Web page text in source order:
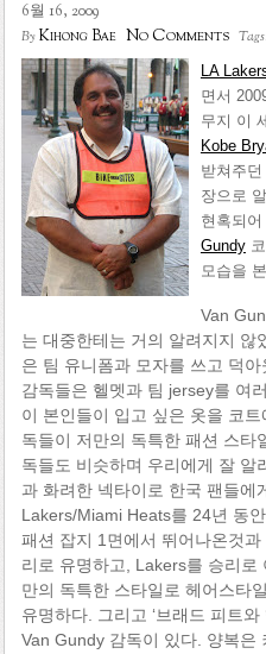
6월 16, 2009
ByKihong Bae No Comments
LA
면서
무지 이
Kobe
받쳐주던
장으로
현혹되
Gundy코
모습을
Van
는 대중한테는 거의 알려지지 않
은 팀 유니폼과 모자를 쓰고 덕
감독들은 헬멧과 팀 jersey를 여
이 본인들이 입고 싶은 옷을 코
독들이 저만의 독특한 패션 스타
독들도 비슷하며 우리에게 잘 알
과 화려한 넥타이로 한국 팬들에
Lakers/Miami Heats를 24년 동
패션 잡지 1면에서 뛰어나온것
리로 유명하고, Lakers를 승리로
만의 독특한 스타일로 헤어스타
유명하다. 그리고 ‘브래드 피트
Van Gundy 감독이 있다. 양복은